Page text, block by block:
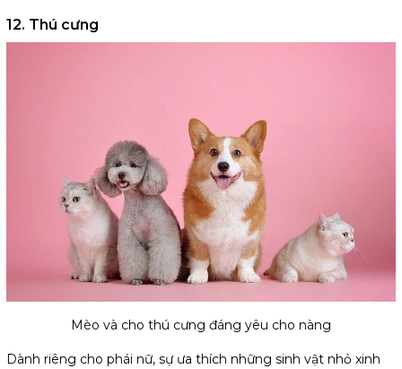
12. Thú cưng
Mèo và cho thú cưng đáng yêu cho nàng
Dành riêng cho phái nữ, sự ưa thích những sinh vật nhỏ xinh